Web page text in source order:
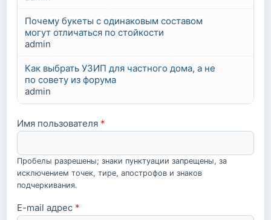
Почему букеты с одинаковым составом
могут отличаться по стойкости
admin
Как выбрать УЗИП для частного дома, а не
по совету из форума
admin
Имя пользователя *
Пробелы разрешены; знаки пунктуации запрещены, за
исключением точек, тире, апострофов и знаков
подчеркивания.
E-mail адрес *